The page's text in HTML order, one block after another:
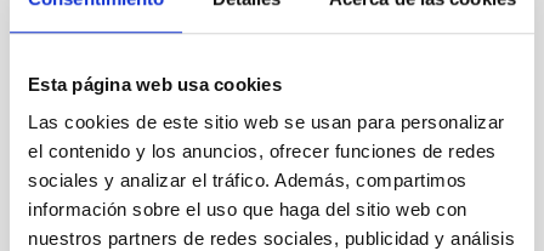
Esta página web usa cookies
Las cookies de este sitio web se usan para personalizar
el contenido y los anuncios, ofrecer funciones de redes
sociales y analizar el tráfico. Además, compartimos
información sobre el uso que haga del sitio web con
nuestros partners de redes sociales, publicidad y análisis
REQUIRED DEGREE
SHORT CYCLE)
SPECIALTY
MECÁNICA
PROMOTION
NO